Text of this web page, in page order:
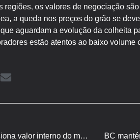
regiões, os valores de negociação
a queda nos preços do grão se
aguardam a evolução da colheita
estão atentos ao baixo volume
Cepea: avanço da colheita pressiona valor interno do milho
BC